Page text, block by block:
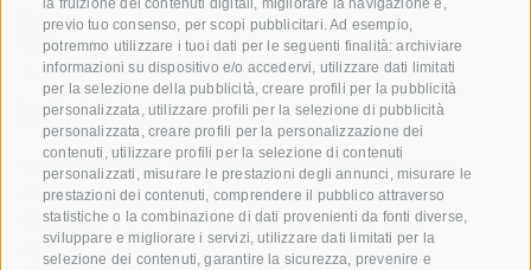
la fruizione dei contenuti digitali, migliorare la navigazione e,
previo tuo consenso, per scopi pubblicitari. Ad esempio,
potremmo utilizzare i tuoi dati per le seguenti finalità: archiviare
informazioni su dispositivo e/o accedervi, utilizzare dati limitati
per la selezione della pubblicità, creare profili per la pubblicità
personalizzata, utilizzare profili per la selezione di pubblicità
personalizzata, creare profili per la personalizzazione dei
contenuti, utilizzare profili per la selezione di contenuti
personalizzati, misurare le prestazioni degli annunci, misurare le
prestazioni dei contenuti, comprendere il pubblico attraverso
statistiche o la combinazione di dati provenienti da fonti diverse,
sviluppare e migliorare i servizi, utilizzare dati limitati per la
selezione dei contenuti, garantire la sicurezza, prevenire e
+39 0471 256 700
info@biosuedtirol.com
VOG Consorzio delle Cooperative Ortofrutticole
dell'Alto Adige Soc. Agricola Coop.
Via Jakobi 1A, 39018 Terlano, Alto Adige, Italia
www.vog.it